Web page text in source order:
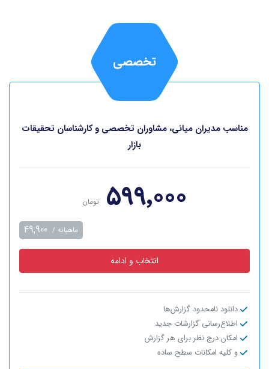
تخصصی
مناسب مدیران میانی، مشاوران تخصصی و کارشناسان تحقیقات
بازار
‎۵۹۹٬۰۰۰ تومان
ماهیانه / 49,900
انتخاب و ادامه
دانلود نامحدود گزارش‌ها
اطلاع‌رسانی گزارشات جدید
امکان درج نظر برای هر گزارش
و کلیه امکانات سطح ساده